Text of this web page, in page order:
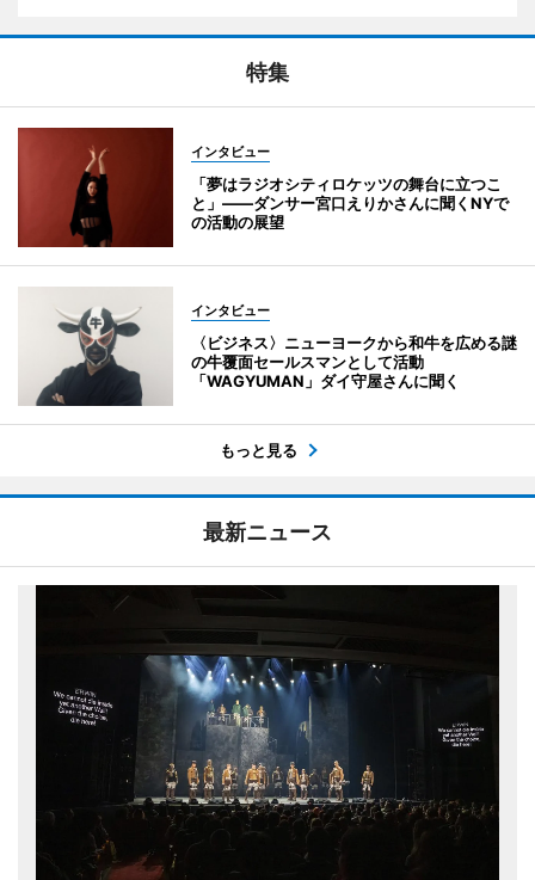
特集
インタビュー
「夢はラジオシティロケッツの舞台に立つこ
と」――ダンサー宮口えりかさんに聞くNYで
の活動の展望
インタビュー
〈ビジネス〉ニューヨークから和牛を広める謎
の牛覆面セールスマンとして活動
「WAGYUMAN」ダイ守屋さんに聞く
もっと見る
最新ニュース